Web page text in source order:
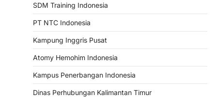
SDM Training Indonesia
PT NTC Indonesia
Kampung Inggris Pusat
Atomy Hemohim Indonesia
Kampus Penerbangan Indonesia
Dinas Perhubungan Kalimantan Timur